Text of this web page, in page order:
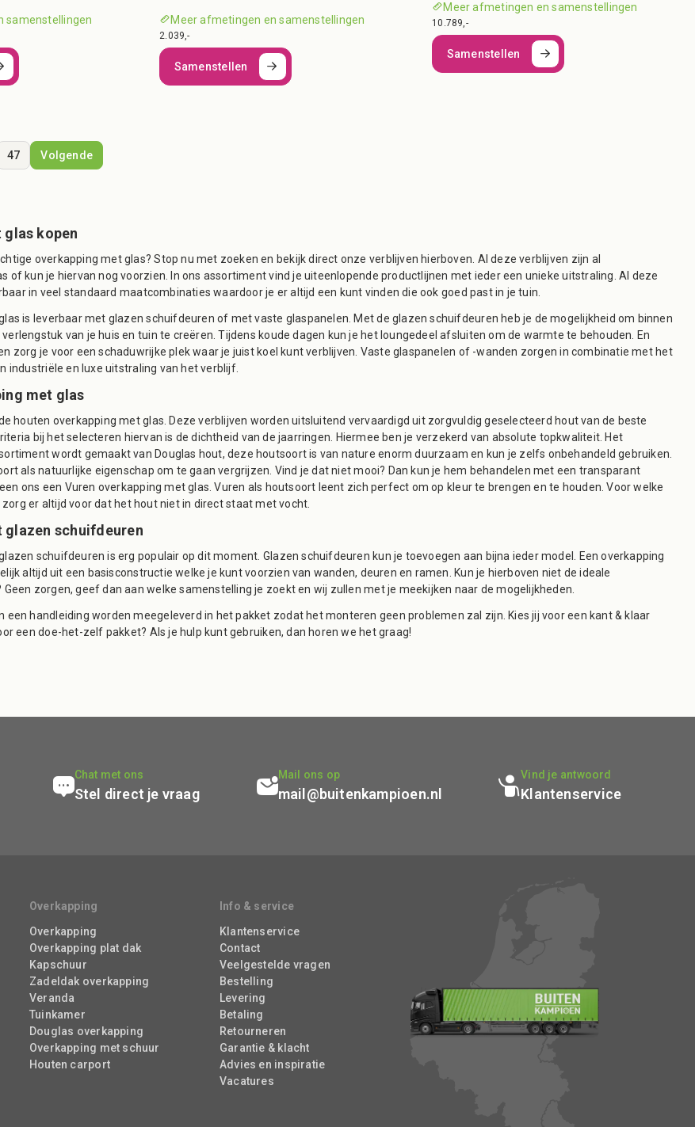
samenstellingen Meer afmetingen en samenstellingen
2.039,-
Samenstellen
Meer afmetingen en samenstellingen
10.789,-
Samenstellen
47 Volgende
glas kopen
overkapping met glas? Stop nu met zoeken en bekijk direct onze verblijven hierboven. Al deze verblijven zijn al
of kun je hiervan nog voorzien. In ons assortiment vind je uiteenlopende productlijnen met ieder een unieke uitstraling. Al deze
in veel standaard maatcombinaties waardoor je er altijd een kunt vinden die ook goed past in je tuin.
is leverbaar met glazen schuifdeuren of met vaste glaspanelen. Met de glazen schuifdeuren heb je de mogelijkheid om binnen
van je huis en tuin te creëren. Tijdens koude dagen kun je het loungedeel afsluiten om de warmte te behouden. En
zorg je voor een schaduwrijke plek waar je juist koel kunt verblijven. Vaste glaspanelen of -wanden zorgen in combinatie met het
industriële en luxe uitstraling van het verblijf.
met glas
houten overkapping met glas. Deze verblijven worden uitsluitend vervaardigd uit zorgvuldig geselecteerd hout van de beste
bij het selecteren hiervan is de dichtheid van de jaarringen. Hiermee ben je verzekerd van absolute topkwaliteit. Het
wordt gemaakt van Douglas hout, deze houtsoort is van nature enorm duurzaam en kun je zelfs onbehandeld gebruiken.
als natuurlijke eigenschap om te gaan vergrijzen. Vind je dat niet mooi? Dan kun je hem behandelen met een transparant
ons een Vuren overkapping met glas. Vuren als houtsoort leent zich perfect om op kleur te brengen en te houden. Voor welke
er altijd voor dat het hout niet in direct staat met vocht.
glazen schuifdeuren
schuifdeuren is erg populair op dit moment. Glazen schuifdeuren kun je toevoegen aan bijna ieder model. Een overkapping
altijd uit een basisconstructie welke je kunt voorzien van wanden, deuren en ramen. Kun je hierboven niet de ideale
zorgen, geef dan aan welke samenstelling je zoekt en wij zullen met je meekijken naar de mogelijkheden.
een handleiding worden meegeleverd in het pakket zodat het monteren geen problemen zal zijn. Kies jij voor een kant & klaar
een doe-het-zelf pakket? Als je hulp kunt gebruiken, dan horen we het graag!
Chat met ons
Stel direct je vraag
Mail ons op
mail@buitenkampioen.nl
Vind je antwoord
Klantenservice
Overkapping
Overkapping
Overkapping plat dak
Kapschuur
Zadeldak overkapping
Veranda
Tuinkamer
Douglas overkapping
Overkapping met schuur
Houten carport
Info & service
Klantenservice
Contact
Veelgestelde vragen
Bestelling
Levering
Betaling
Retourneren
Garantie & klacht
Advies en inspiratie
Vacatures